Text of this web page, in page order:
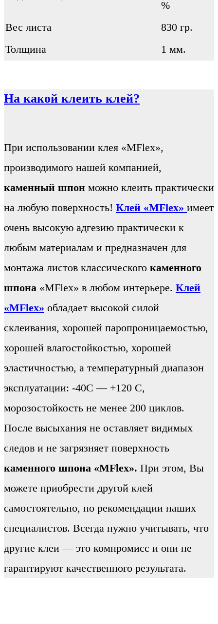
%
Вес листа
830 гр.
Толщина
1 мм.
На какой клеить клей?
При использовании клея «MFlex»,
производимого нашей компанией,
каменный шпон можно клеить практически
на любую поверхность! Клей «MFlex» имеет
очень высокую адгезию практически к
любым материалам и предназначен для
монтажа листов классического каменного
шпона «MFlex» в любом интерьере. Клей
«MFlex» обладает высокой силой
склеивания, хорошей паропроницаемостью,
хорошей влагостойкостью, хорошей
эластичностью, а температурный диапазон
эксплуатации: -40С — +120 С,
морозостойкость не менее 200 циклов.
После высыхания не оставляет видимых
следов и не загрязняет поверхность
каменного шпона «MFlex». При этом, Вы
можете приобрести другой клей
самостоятельно, по рекомендации наших
специалистов. Всегда нужно учитывать, что
другие клеи — это компромисс и они не
гарантируют качественного результата.